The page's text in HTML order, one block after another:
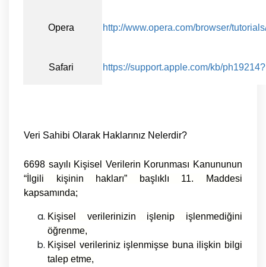
Opera http://www.opera.com/browser/
Safari https://support.apple.com/kb/
Veri Sahibi Olarak Haklarınız Nelerdir?
6698 sayılı Kişisel Verilerin Korunması Kanununun
“İlgili kişinin hakları” başlıklı 11. Maddesi
kapsamında;
Kişisel verilerinizin işlenip işlenmediğini
öğrenme,
Kişisel verileriniz işlenmişse buna ilişkin bilgi
talep etme,